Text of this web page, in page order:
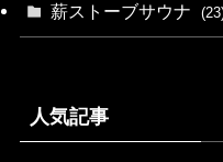
薪ストーブサウナ
人気記事